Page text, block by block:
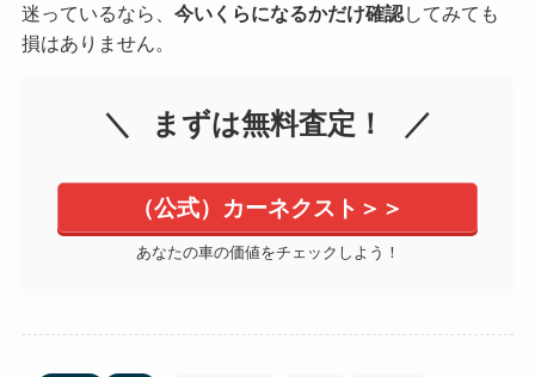
迷っているなら、 今いくらになるかだけ確認してみても
損はありません。
まずは無料査定！
（公式）カーネクスト＞＞
あなたの車の価値をチェックしよう！